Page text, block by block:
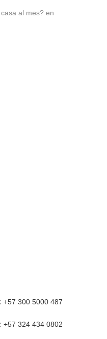
al mes? en
+57 300 5000 487
+57 324 434 0802